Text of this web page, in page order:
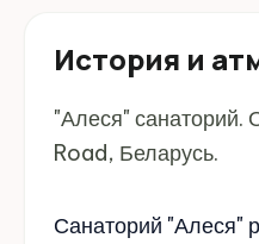
История и
"Алеся" санаторий.
Road, Беларусь.
Санаторий "Алеся"